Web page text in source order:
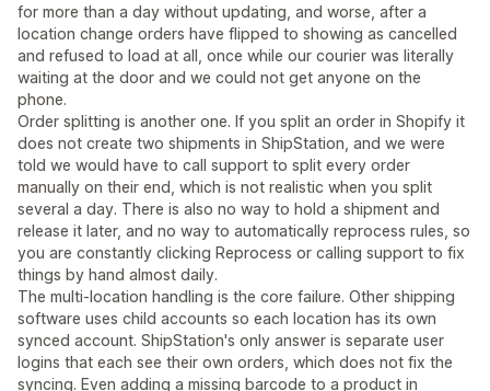
for more than a day without updating, and worse, after a
location change orders have flipped to showing as cancelled
and refused to load at all, once while our courier was literally
waiting at the door and we could not get anyone on the
phone.
Order splitting is another one. If you split an order in Shopify it
does not create two shipments in ShipStation, and we were
told we would have to call support to split every order
manually on their end, which is not realistic when you split
several a day. There is also no way to hold a shipment and
release it later, and no way to automatically reprocess rules, so
you are constantly clicking Reprocess or calling support to fix
things by hand almost daily.
The multi-location handling is the core failure. Other shipping
software uses child accounts so each location has its own
synced account. ShipStation's only answer is separate user
logins that each see their own orders, which does not fix the
syncing. Even adding a missing barcode to a product in